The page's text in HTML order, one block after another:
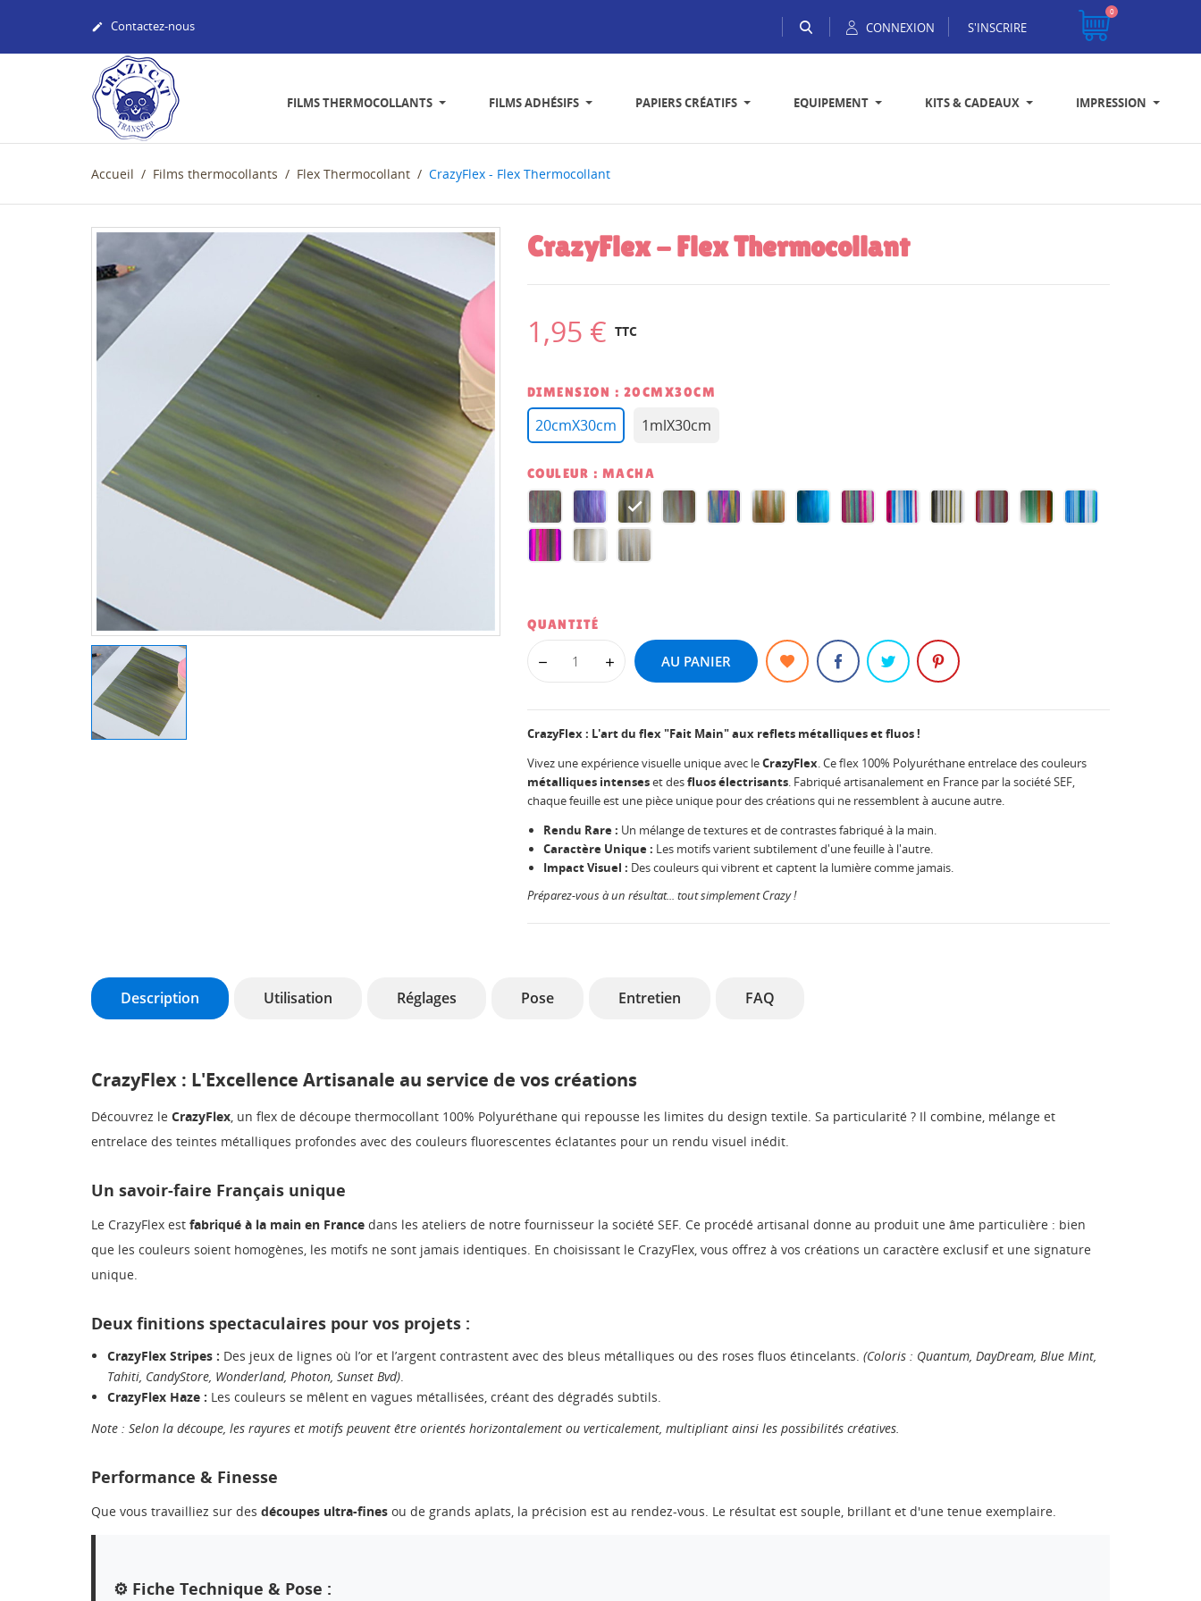
 Contactez-nous CONNEXION S'INSCRIRE
0
FILMS THERMOCOLLANTS FILMS ADHÉSIFS PAPIERS CRÉATIFS EQUIPEMENT KITS & CADEAUX IMPRESSION
Accueil Films thermocollants Flex Thermocollant CrazyFlex - Flex Thermocollant
CrazyFlex - Flex Thermocollant
1,95 € TTC
DIMENSION : 20CMX30CM
20cmX30cm 1mlX30cm
COULEUR : MACHA
PATILLAPURPLE
HAZE
MACHAJUPITERHARLEQUIN
INDIANBLUE CANDYSUNSETPHOTONDAYDREAMWONDERLAND
BLUEMINT
TAHITIQUANTUMSILVERMOON
QUANTITÉ
AU PANIER
CrazyFlex : L'art du flex "Fait Main" aux reflets métalliques et fluos !
Vivez une expérience visuelle unique avec leCrazyFlex. Ce flex 100% Polyuréthane entrelace des couleurs
métalliques intenseset desfluos électrisants. Fabriqué artisanalement en France par la société SEF,
chaque feuille est une pièce unique pour des créations qui ne ressemblent à aucune autre.
Rendu Rare : Un mélange de textures et de contrastes fabriqué à la main.
Caractère Unique : Les motifs varient subtilement d'une feuille à l'autre.
Impact Visuel : Des couleurs qui vibrent et captent la lumière comme jamais.
Préparez-vous à un résultat... tout simplement Crazy !
Description Utilisation Réglages Pose Entretien FAQ
CrazyFlex : L'Excellence Artisanale au service de vos créations
Découvrez le CrazyFlex , un flex de découpe thermocollant 100% Polyuréthane qui repousse les limites du design textile. Sa particularité ? Il combine, mélange et
entrelace des teintes métalliques profondes avec des couleurs fluorescentes éclatantes pour un rendu visuel inédit.
Un savoir-faire Français unique
Le CrazyFlex est fabriqué à la main en France dans les ateliers de notre fournisseur la société SEF. Ce procédé artisanal donne au produit une âme particulière : bien
que les couleurs soient homogènes, les motifs ne sont jamais identiques. En choisissant le CrazyFlex, vous offrez à vos créations un caractère exclusif et une signature
unique.
Deux finitions spectaculaires pour vos projets :
CrazyFlex Stripes : Des jeux de lignes où l’or et l’argent contrastent avec des bleus métalliques ou des roses fluos étincelants. (Coloris : Quantum, DayDream, Blue Mint,
Tahiti, CandyStore, Wonderland, Photon, Sunset Bvd)
CrazyFlex Haze : Les couleurs se mêlent en vagues métallisées, créant des dégradés subtils.
Note : Selon la découpe, les rayures et motifs peuvent être orientés horizontalement ou verticalement, multipliant ainsi les possibilités créatives.
Performance & Finesse
Que vous travailliez sur des découpes ultra-fines ou de grands aplats, la précision est au rendez-vous. Le résultat est souple, brillant et d'une tenue exemplaire.
⚙️ Fiche Technique & Pose :